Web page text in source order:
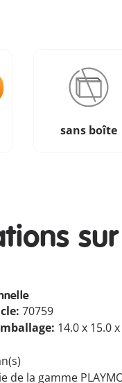
sans boîte
70759
14.0 x 15.0
de la gamme